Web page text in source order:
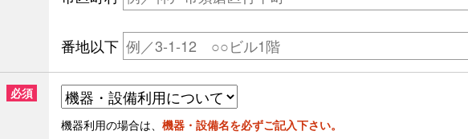
番地以下
必須
機器利用の場合は、 機器・設備名を必ずご記入下さい。